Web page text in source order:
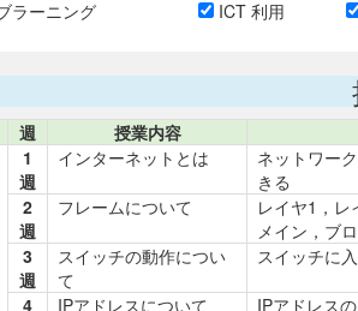
ラーニング ICT 利用
週 授業内容
1
週
インターネットとは
ネットワー
きる
2
週
フレームについて
レイヤ1，
メイン，ブ
3
週
スイッチの動作につい
て
スイッチに
4
IPアドレスについて
IPアドレス